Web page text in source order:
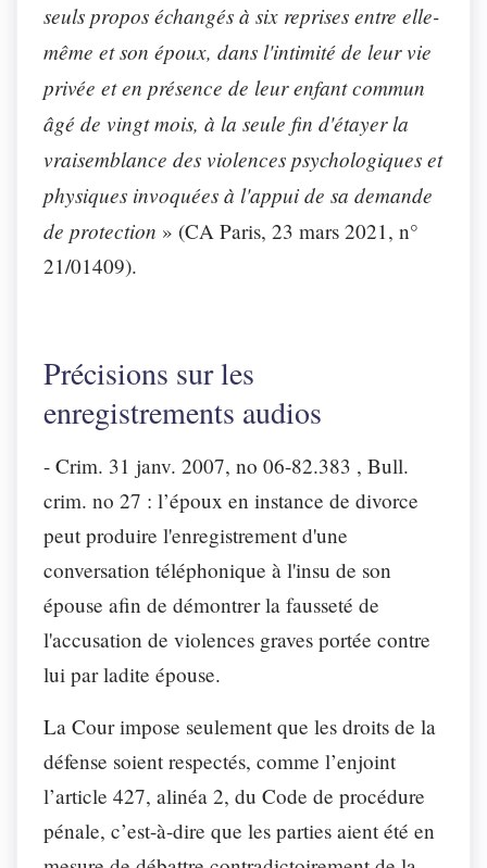
seuls propos échangés à six reprises entre elle-
même et son époux, dans l'intimité de leur vie
privée et en présence de leur enfant commun
âgé de vingt mois, à la seule fin d'étayer la
vraisemblance des violences psychologiques et
physiques invoquées à l'appui de sa demande
de protection » (CA Paris, 23 mars 2021, n°
21/01409).
Précisions sur les
enregistrements audios
- Crim. 31 janv. 2007, no 06-82.383 , Bull.
crim. no 27 : l’époux en instance de divorce
peut produire l'enregistrement d'une
conversation téléphonique à l'insu de son
épouse afin de démontrer la fausseté de
l'accusation de violences graves portée contre
lui par ladite épouse.
La Cour impose seulement que les droits de la
défense soient respectés, comme l’enjoint
l’article 427, alinéa 2, du Code de procédure
pénale, c’est-à-dire que les parties aient été en